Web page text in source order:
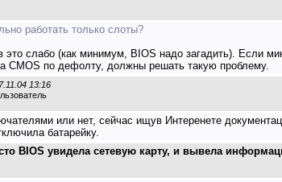
работать только слоты?
это слабо (как минимум, BIOS надо загадить). Если
CMOS по дефолту, должны решать такую проблему.
13:16
или нет, сейчас ищув Интеренете
батарейку.
BIOS увидела сетевую карту, и вывела